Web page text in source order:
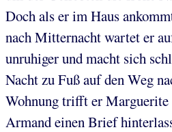
Doch als er im Haus
nach Mitternacht wartet er
unruhiger und macht sich
Nacht zu Fuß auf den Weg
Wohnung trifft er Marguerite
Armand einen Brief